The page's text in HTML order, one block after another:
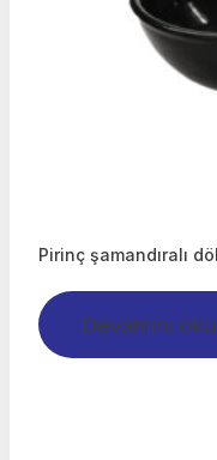
Pirinç şamandıralı
Devamını oku